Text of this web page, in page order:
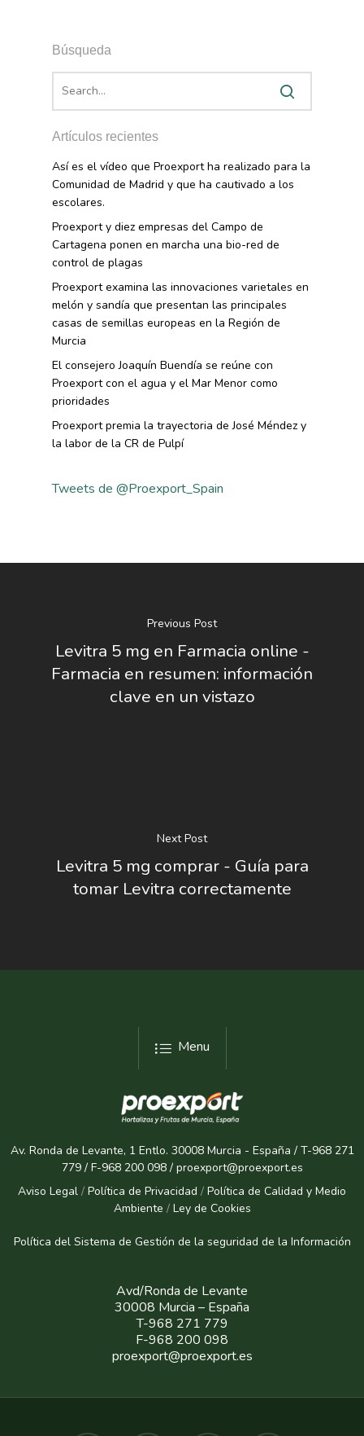
Búsqueda
Artículos recientes
Así es el vídeo que Proexport ha realizado para la
Comunidad de Madrid y que ha cautivado a los
escolares.
Proexport y diez empresas del Campo de
Cartagena ponen en marcha una bio-red de
control de plagas
Proexport examina las innovaciones varietales en
melón y sandía que presentan las principales
casas de semillas europeas en la Región de
Murcia
El consejero Joaquín Buendía se reúne con
Proexport con el agua y el Mar Menor como
prioridades
Proexport premia la trayectoria de José Méndez y
la labor de la CR de Pulpí
Tweets de @Proexport_Spain
Previous Post
Levitra 5 mg en Farmacia online -
Farmacia en resumen: información
clave en un vistazo
Next Post
Levitra 5 mg comprar - Guía para
tomar Levitra correctamente
Menu
Av. Ronda de Levante, 1 Entlo. 30008 Murcia - España / T-968 271
779 / F-968 200 098 / proexport@proexport.es
Aviso Legal / Política de Privacidad / Política de Calidad y Medio
Ambiente / Ley de Cookies
Política del Sistema de Gestión de la seguridad de la Información
Avd/Ronda de Levante
30008 Murcia – España
T-968 271 779
F-968 200 098
proexport@proexport.es